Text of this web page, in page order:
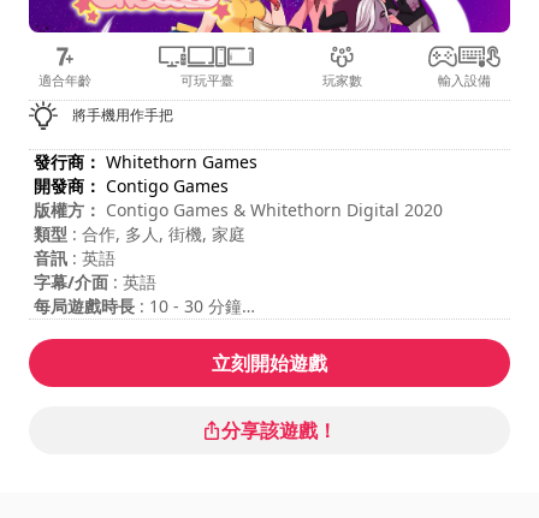
適合年齡 可玩平臺 玩家數 輸入設備
將手機用作手把
發行商： Whitethorn Games
開發商： Contigo Games
版權方： Contigo Games & Whitethorn Digital 2020
類型 : 合作, 多人, 街機, 家庭
音訊 : 英語
字幕/介面 : 英語
每局遊戲時長 : 10 - 30 分鐘
難度
多人遊戲模式
: Local, Cooperation, 2 Players
立刻開始遊戲
分享該遊戲！